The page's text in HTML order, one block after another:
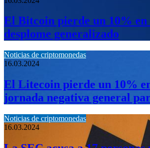
El Bitcoin pierde un 10% en
desplome generalizado
Noticias de criptomonedas
16.03.2024
El Litecoin pierde un 10%
jornada negativa general
Noticias de criptomonedas
16.03.2024